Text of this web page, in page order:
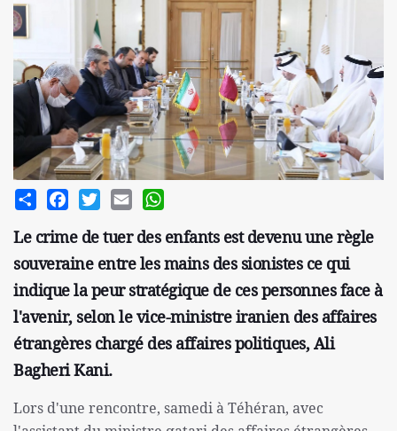
Share FacebookTwitterEmail
Le crime de tuer des enfants est devenu une règle
souveraine entre les mains des sionistes ce qui
indique la peur stratégique de ces personnes face à
l'avenir, selon le vice-ministre iranien des affaires
étrangères chargé des affaires politiques, Ali
Bagheri Kani.
Lors d'une rencontre, samedi à Téhéran, avec